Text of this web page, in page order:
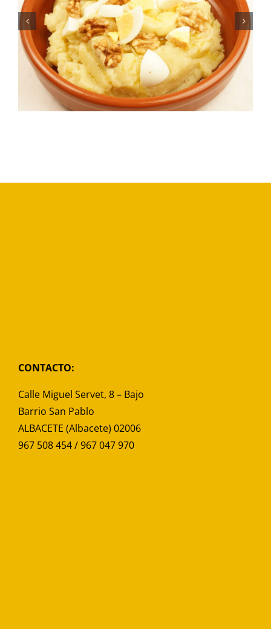
Gazpachos manchegos, un
plato típico de la
gastronomía manchega
CONTACTO:
Calle Miguel Servet, 8 – Bajo
Barrio San Pablo
ALBACETE (Albacete) 02006
967 508 454 / 967 047 970